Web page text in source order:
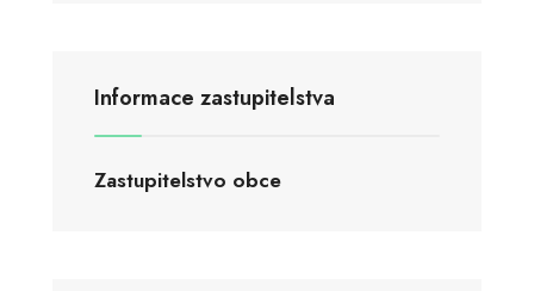
Informace zastupitelstva
Zastupitelstvo obce